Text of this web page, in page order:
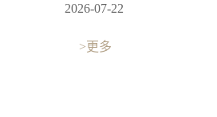
2026-07-22
>更多